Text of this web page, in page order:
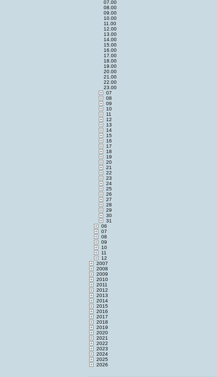
07.00
08.00
09.00
10.00
11.00
12.00
13.00
14.00
15.00
16.00
17.00
18.00
19.00
20.00
21.00
22.00
23.00
07
08
09
10
11
12
13
14
15
16
17
18
19
20
21
22
23
24
25
26
27
28
29
30
31
06
07
08
09
10
11
12
2007
2008
2009
2010
2011
2012
2013
2014
2015
2016
2017
2018
2019
2020
2021
2022
2023
2024
2025
2026